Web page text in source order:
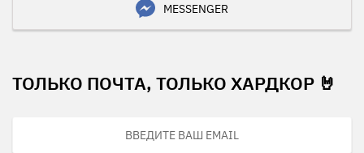
MESSENGER
ТОЛЬКО ПОЧТА, ТОЛЬКО ХАРДКОР 🤘